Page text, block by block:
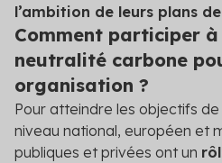
l’ambition de leurs plans
Comment participer à
neutralité carbone
organisation ?
Pour atteindre les objectifs
niveau national, européen et
publiques et privées ont un